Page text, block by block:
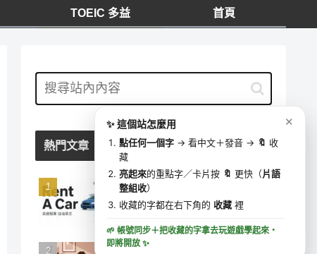
TOEIC 多益 首頁
熱門文章
「加油」千萬別說 add oil！
美國租車加油最容易搞錯的
英文
【網路英文】IG、TikTok 上
我的收藏 0 字 ⋯
🔍
✨ 這個站怎麼用
點任何一個字 → 看中文＋發音 → 🔖 收
藏
亮起來的重點字／卡片按 🔖 更快（片語
整組收）
收藏的字都在右下角的 收藏 裡
🌱 帳號同步＋把收藏的字拿去玩遊戲學起來・
即將開放 ✨
✕